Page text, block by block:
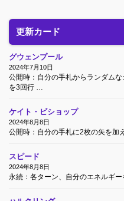
更新カード
グウェンプール
2024年7月10日
公開時：自分の手札からランダム
を3回行 …
ケイト・ビショップ
2024年8月8日
公開時：自分の手札に2枚の矢を加
スピード
2024年8月8日
永続：各ターン、自分のエネルギ